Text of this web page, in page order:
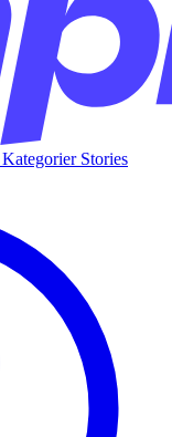
Kategorier Stories